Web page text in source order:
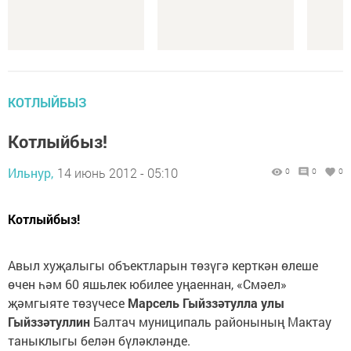
КОТЛЫЙБЫЗ
Котлыйбыз!
Ильнур, 14 июнь 2012 - 05:10 0 0 0
Котлыйбыз!
Авыл хуҗалыгы объектларын төзүгә керткән өлеше
өчен һәм 60 яшьлек юбилее уңаеннан, «Смәел»
җәмгыяте төзүчесе Марсель Гыйззәтулла улы
Гыйззәтуллин Балтач муниципаль районының Мактау
таныклыгы белән бүләкләнде.